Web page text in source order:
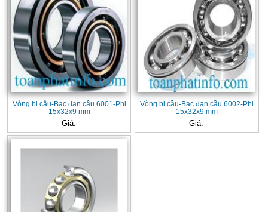
Vòng bi cầu-Bạc đạn cầu 6001-Phi
15x32x9 mm
Giá:
Vòng bi cầu-Bạc đạn cầu 6002-Phi
15x32x9 mm
Giá: